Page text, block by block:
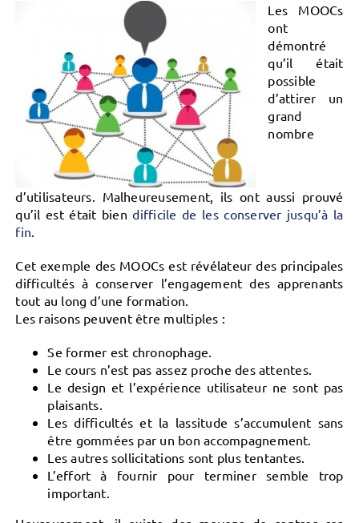
Les MOOCs
ont
démontré
qu’il était
possible
d’attirer un
grand
nombre
d’utilisateurs. Malheureusement, ils ont aussi prouvé
qu’il est était biendifficile de les conserver jusqu’à la
fin
Cet exemple des MOOCs est révélateur des principales
difficultés à conserver l’engagement des apprenants
tout au long d’une formation.
Les raisons peuvent être multiples :
Se former est chronophage.
Le cours n’est pas assez proche des attentes.
Le design et l’expérience utilisateur ne sont pas
plaisants.
Les difficultés et la lassitude s’accumulent sans
être gommées par un bon accompagnement.
Les autres sollicitations sont plus tentantes.
L’effort à fournir pour terminer semble trop
important.